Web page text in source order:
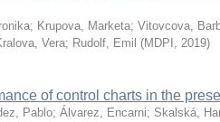
; Krupova, Marketa; Vitovcova,
Vera; Rudolf, Emil (MDPI , 2019)
of control charts in the
Pablo; Álvarez, Encarni; Skalská,